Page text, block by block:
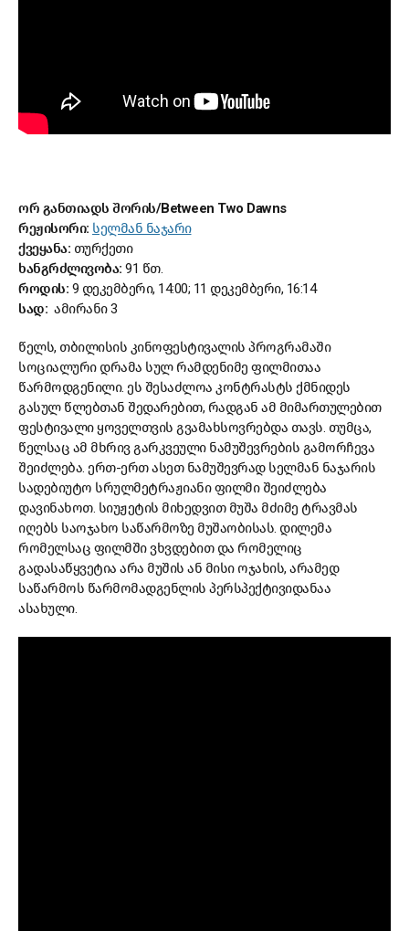
ორ განთიადს შორის/Between Two Dawns
რეჟისორი: სელმან ნაჯარი
ქვეყანა: თურქეთი
ხანგრძლივობა: 91 წთ.
როდის: 9 დეკემბერი, 14:00; 11 დეკემბერი, 16:14
სად: ამირანი 3
წელს, თბილისის კინოფესტივალის პროგრამაში
სოციალური დრამა სულ რამდენიმე ფილმითაა
წარმოდგენილი. ეს შესაძლოა კონტრასტს ქმნიდეს
გასულ წლებთან შედარებით, რადგან ამ მიმართულებით
ფესტივალი ყოველთვის გვამახსოვრებდა თავს. თუმცა,
წელსაც ამ მხრივ გარკვეული ნამუშევრების გამორჩევა
შეიძლება. ერთ-ერთ ასეთ ნამუშევრად სელმან ნაჯარის
სადებიუტო სრულმეტრაჟიანი ფილმი შეიძლება
დავინახოთ. სიუჟეტის მიხედვით მუშა მძიმე ტრავმას
იღებს საოჯახო საწარმოზე მუშაობისას. დილემა
რომელსაც ფილმში ვხვდებით და რომელიც
გადასაწყვეტია არა მუშის ან მისი ოჯახის, არამედ
საწარმოს წარმომადგენლის პერსპექტივიდანაა
ასახული.